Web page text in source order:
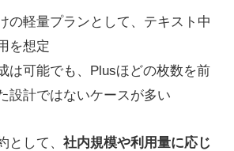
の軽量プランとして、テキスト中
を想定
は可能でも、Plusほどの枚数を前
設計ではないケースが多い
として、 社内規模や利用量に応じ